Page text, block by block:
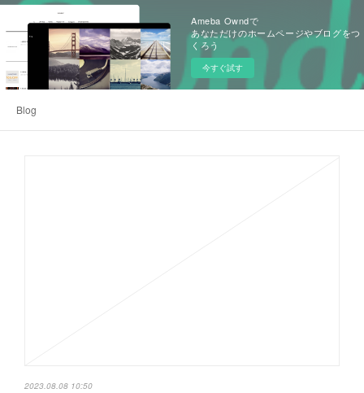
Ameba Owndで
あなただけのホームページやブログをつ
くろう
今すぐ試す
Blog
2023.08.08 10:50